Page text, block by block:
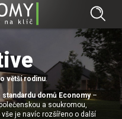
větší rodinu.
domů Economy–
a soukromou,
je navíc rozšířeno o další